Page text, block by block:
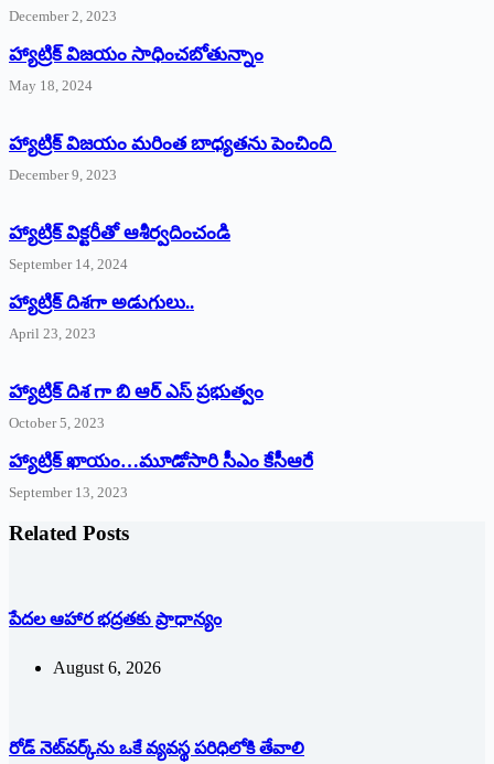
December 2, 2023
హ్యాట్రిక్‌ విజయం సాధించబోతున్నాం
May 18, 2024
హ్యాట్రిక్ విజయం మరింత బాధ్యతను పెంచింది
December 9, 2023
హ్యాట్రిక్‌ ‌విక్టరీతో ఆశీర్వదించండి
September 14, 2024
‌హ్యాట్రిక్‌ ‌దిశగా అడుగులు..
April 23, 2023
హ్యాట్రిక్ దిశ గా బి ఆర్ ఎస్ ప్రభుత్వం
October 5, 2023
హ్యాట్రిక్‌ ‌ఖాయం…మూడోసారి సీఎం కేసీఆరే
September 13, 2023
Related Posts
పేదల ఆహార భద్రతకు ప్రాధాన్యం
August 6, 2026
రోడ్ నెట్‌వర్క్‌ను ఒకే వ్య‌వ‌స్థ ప‌రిధిలోకి తేవాలి